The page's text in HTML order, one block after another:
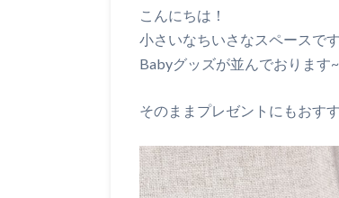
こんにちは！
小さいなちいさなスペースで
Babyグッズが並んでおります
そのままプレゼントにもおす